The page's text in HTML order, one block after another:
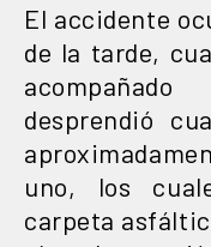
El accidente
de la tarde,
desprendió
uno, los
carpeta